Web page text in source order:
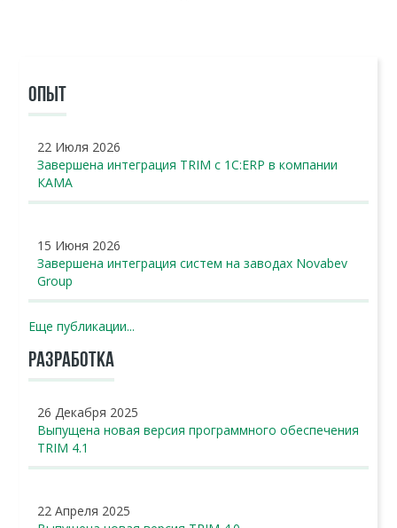
ОПЫТ
22 Июля 2026
Завершена интеграция TRIM с 1С:ERP в компании
КАМА
15 Июня 2026
Завершена интеграция систем на заводах Novabev
Group
Еще публикации...
РАЗРАБОТКА
26 Декабря 2025
Выпущена новая версия программного обеспечения
TRIM 4.1
22 Апреля 2025